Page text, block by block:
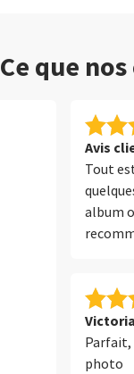
Ce que
Avis
Tout
album
photo